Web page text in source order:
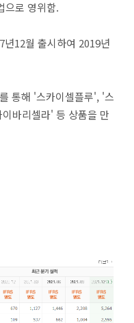
으로 영위함.
12월 출시하여 2019년
통해 '스카이셀플루', '스
바리셀라' 등 상품을 만